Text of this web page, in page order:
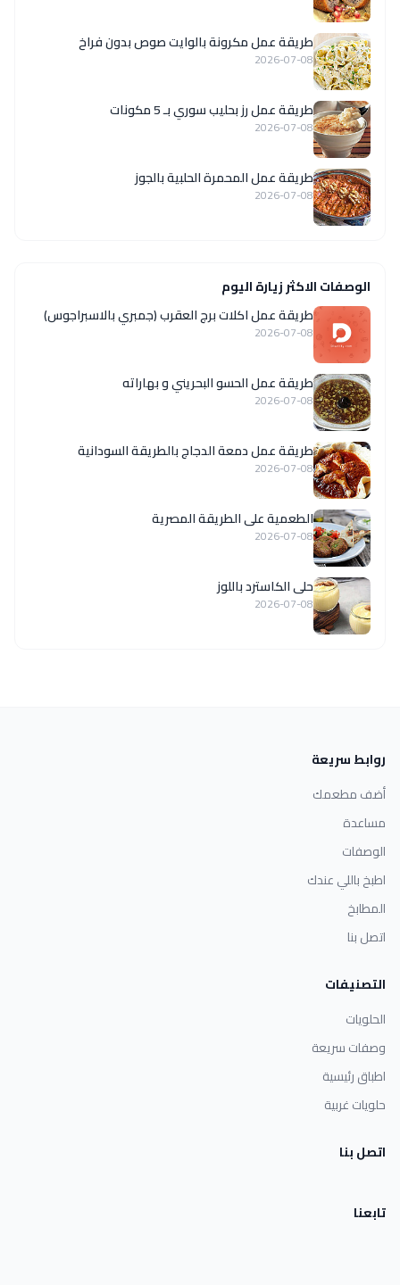
طريقة عمل مكرونة بالوايت صوص بدون فراخ
2026-07-08
طريقة عمل رز بحليب سوري بـ 5 مكونات
2026-07-08
طريقة عمل المحمرة الحلبية بالجوز
2026-07-08
الوصفات الاكثر زيارة اليوم
طريقة عمل اكلات برج العقرب (جمبري بالاسبراجوس)
2026-07-08
طريقة عمل الحسو البحريني و بهاراته
2026-07-08
طريقة عمل دمعة الدجاج بالطريقة السودانية
2026-07-08
الطعمية على الطريقة المصرية
2026-07-08
حلى الكاسترد باللوز
2026-07-08
روابط سريعة
أضف مطعمك
مساعدة
الوصفات
اطبخ باللي عندك
المطابخ
اتصل بنا
التصنيفات
الحلويات
وصفات سريعة
اطباق رئيسية
حلويات غربية
اتصل بنا
تابعنا